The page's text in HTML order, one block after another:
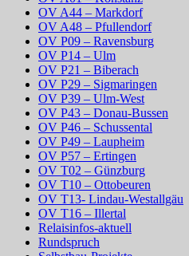
OV A44 – Markdorf
OV A48 – Pfullendorf
OV P09 – Ravensburg
OV P14 – Ulm
OV P21 – Biberach
OV P29 – Sigmaringen
OV P39 – Ulm-West
OV P43 – Donau-Bussen
OV P46 – Schussental
OV P49 – Laupheim
OV P57 – Ertingen
OV T02 – Günzburg
OV T10 – Ottobeuren
OV T13- Lindau-Westallgäu
OV T16 – Illertal
Relaisinfos-aktuell
Rundspruch